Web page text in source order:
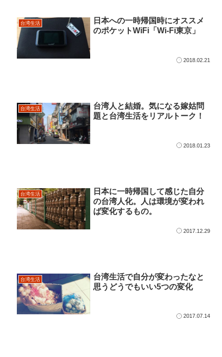
台湾生活
日本への一時帰国時にオススメ
のポケットWiFi「Wi-Fi東京」
2018.02.21
台湾生活
台湾人と結婚。気になる嫁姑問
題と台湾生活をリアルトーク！
2018.01.23
台湾生活
日本に一時帰国して感じた自分
の台湾人化。人は環境が変われ
ば変化するもの。
2017.12.29
台湾生活
台湾生活で自分が変わったなと
思うどうでもいい5つの変化
2017.07.14